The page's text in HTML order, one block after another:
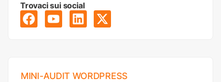
Trovaci sui social
MINI-AUDIT WORDPRESS